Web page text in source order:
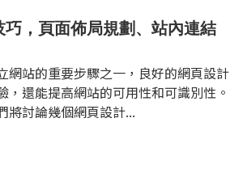
巧，頁面佈局規劃、站內連結
網站的重要步驟之一，良好的網頁設計
，還能提高網站的可用性和可識別性。
將討論幾個網頁設計...